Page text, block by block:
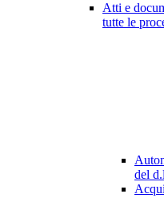
Atti e
tutte le
del